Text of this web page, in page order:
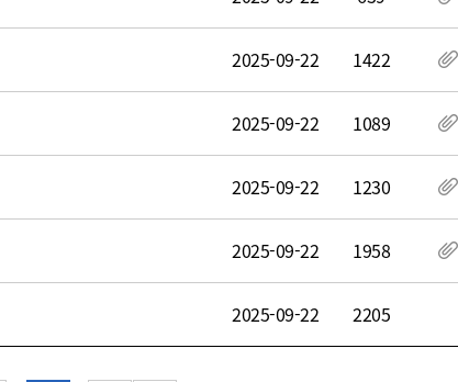
2025-09-22 1422
2025-09-22 1089
2025-09-22 1230
2025-09-22 1958
2025-09-22 2205